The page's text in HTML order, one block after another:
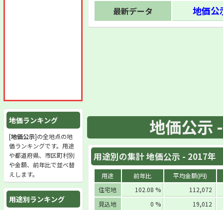
最新データ 地価
地価公示
用途別の集計 地価公示 - 2017年
用途 前年比
平均金額(円)
住宅地
102.08 %
112,072
見込地
0 %
19,012
地価ランキング
[地価公示]の全地点の地
価ランキングです。用途
や都道府県、市区町村別
や金額、前年比で並べ替
えします。
用途別ランキング